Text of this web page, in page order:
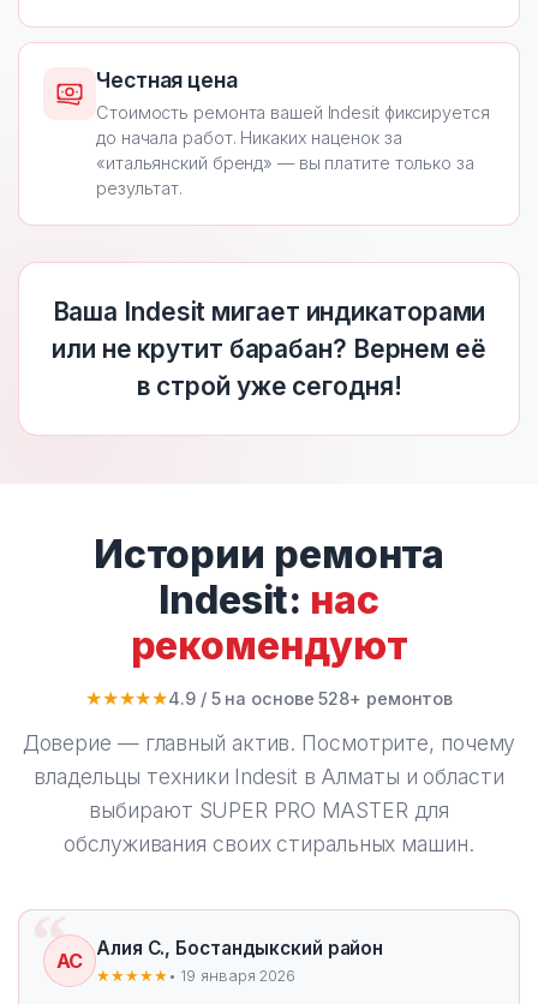
Честная цена
Стоимость ремонта вашей Indesit фиксируется
до начала работ. Никаких наценок за
«итальянский бренд» — вы платите только за
результат.
Ваша Indesit мигает индикаторами
или не крутит барабан? Вернем её
в строй уже сегодня!
Истории ремонта
Indesit: нас
рекомендуют
★★★★★4.9 / 5 на основе 528+ ремонтов
Доверие — главный актив. Посмотрите, почему
владельцы техники Indesit в Алматы и области
выбирают SUPER PRO MASTER для
обслуживания своих стиральных машин.
АС
Алия С., Бостандыкский район
★★★★★ • 19 января 2026